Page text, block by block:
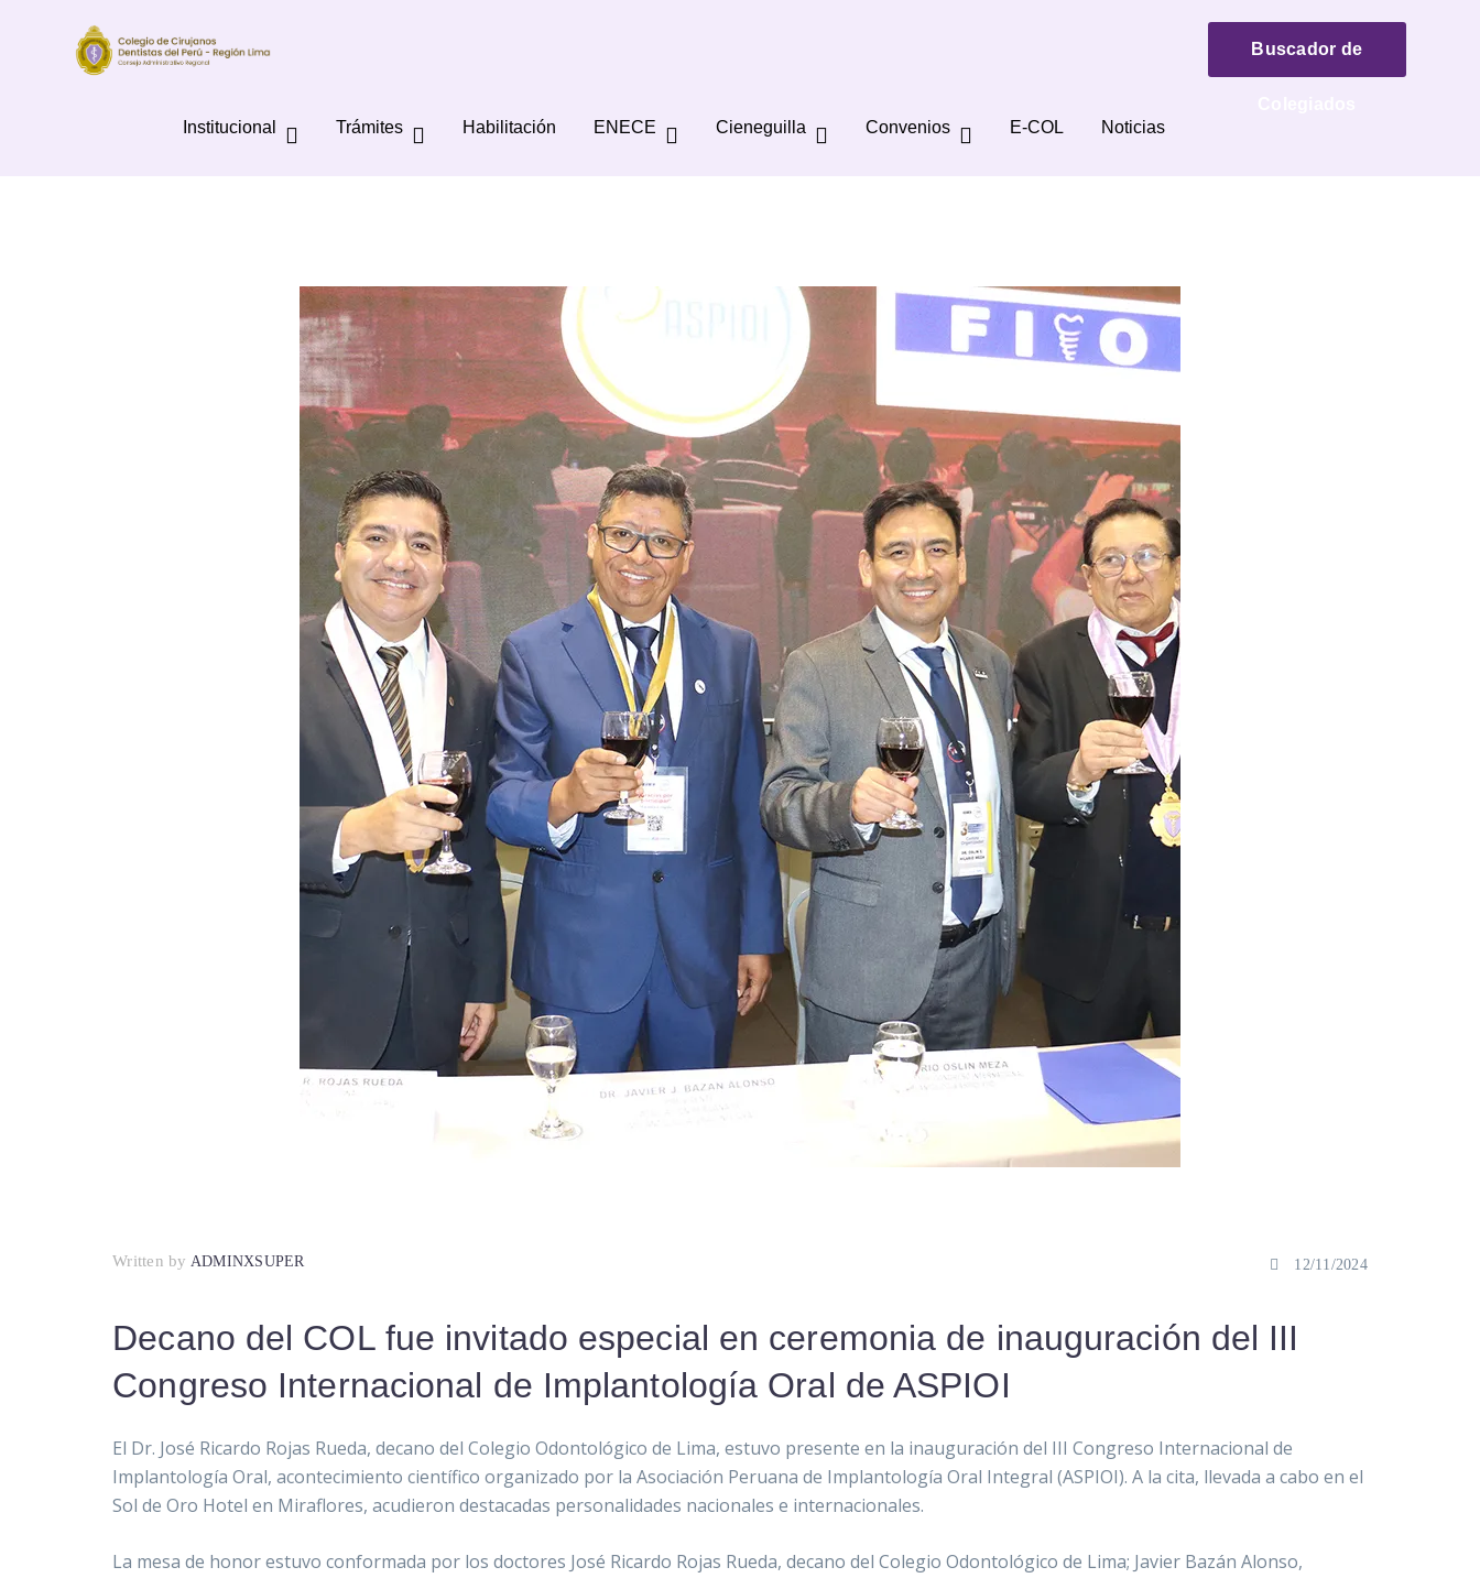
Buscador de
Institucional
Trámites Habilitación ENECE Cieneguilla Convenios E-COL Noticias
Written by ADMINXSUPER 12/11/2024
Decano del COL fue invitado especial en ceremonia de inauguración del III
Congreso Internacional de Implantología Oral de ASPIOI
El Dr. José Ricardo Rojas Rueda, decano del Colegio Odontológico de Lima, estuvo presente en la inauguración del III Congreso Internacional de
Implantología Oral, acontecimiento científico organizado por la Asociación Peruana de Implantología Oral Integral (ASPIOI). A la cita, llevada a cabo en el
Sol de Oro Hotel en Miraflores, acudieron destacadas personalidades nacionales e internacionales.
La mesa de honor estuvo conformada por los doctores José Ricardo Rojas Rueda, decano del Colegio Odontológico de Lima; Javier Bazán Alonso,